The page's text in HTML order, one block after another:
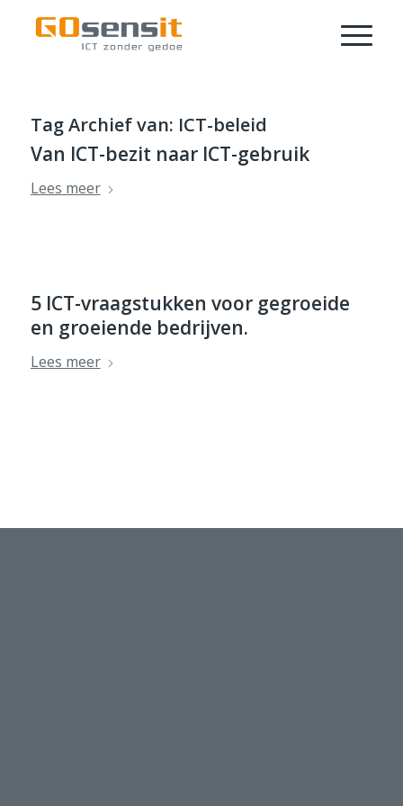
Tag Archief van: ICT-beleid
Van ICT-bezit naar ICT-gebruik
Lees meer
5 ICT-vraagstukken voor gegroeide
en groeiende bedrijven.
Lees meer